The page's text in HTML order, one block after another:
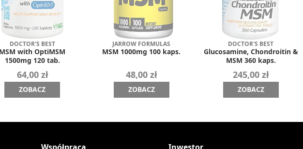
DOCTOR'S BEST
MSM with OptiMSM
1500mg 120 tab.
64,00 zł
ZOBACZ
JARROW FORMULAS
MSM 1000mg 100 kaps.
48,00 zł
ZOBACZ
DOCTOR'S BEST
Glucosamine, Chondroitin &
MSM 360 kaps.
245,00 zł
ZOBACZ
Współpraca Inwestor